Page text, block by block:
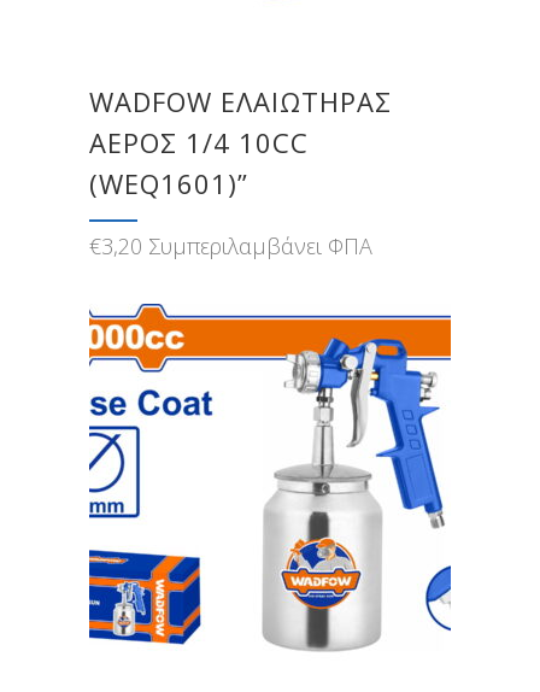
WADFOW ΕΛΑΙΩΤΗΡΑΣ
ΑΕΡΟΣ 1/4 10CC
(WEQ1601)”
€3,20 Συμπεριλαμβάνει ΦΠΑ